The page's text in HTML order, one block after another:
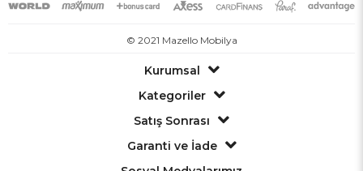
© 2021 Mazello Mobilya
Kurumsal
Kategoriler
Satış Sonrası
Garanti ve İade